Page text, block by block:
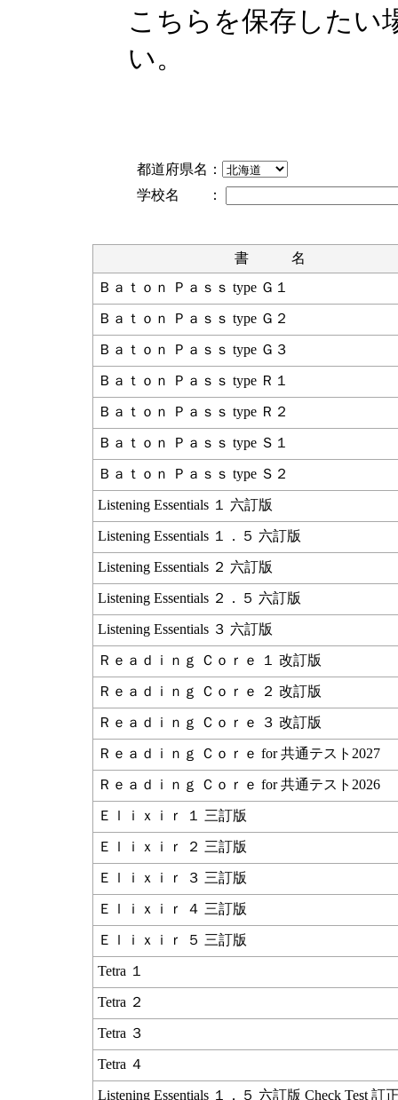
こちらを保存したい
い。
都道府県名：
学校名 ：
書 名
Ｂａｔｏｎ Ｐａｓｓ type Ｇ１
Ｂａｔｏｎ Ｐａｓｓ type Ｇ２
Ｂａｔｏｎ Ｐａｓｓ type Ｇ３
Ｂａｔｏｎ Ｐａｓｓ type Ｒ１
Ｂａｔｏｎ Ｐａｓｓ type Ｒ２
Ｂａｔｏｎ Ｐａｓｓ type Ｓ１
Ｂａｔｏｎ Ｐａｓｓ type Ｓ２
Listening Essentials １ 六訂版
Listening Essentials １．５ 六訂版
Listening Essentials ２ 六訂版
Listening Essentials ２．５ 六訂版
Listening Essentials ３ 六訂版
Ｒｅａｄｉｎｇ Ｃｏｒｅ １ 改訂版
Ｒｅａｄｉｎｇ Ｃｏｒｅ ２ 改訂版
Ｒｅａｄｉｎｇ Ｃｏｒｅ ３ 改訂版
Ｒｅａｄｉｎｇ Ｃｏｒｅ for 共通テスト2027
Ｒｅａｄｉｎｇ Ｃｏｒｅ for 共通テスト2026
Ｅｌｉｘｉｒ １ 三訂版
Ｅｌｉｘｉｒ ２ 三訂版
Ｅｌｉｘｉｒ ３ 三訂版
Ｅｌｉｘｉｒ ４ 三訂版
Ｅｌｉｘｉｒ ５ 三訂版
Tetra １
Tetra ２
Tetra ３
Tetra ４
Listening Essentials １．５ 六訂版 Check Test 訂